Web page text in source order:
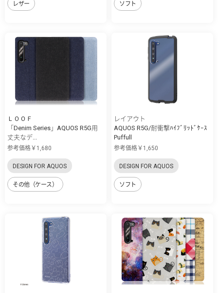
レザー ソフト
ＬＯＯＦ
「Denim Series」AQUOS R5G用
丈夫なデ...
参考価格￥1,680
DESIGN FOR AQUOS
その他（ケース）
レイアウト
AQUOS R5G/耐衝撃ﾊｲﾌﾞﾘｯﾄﾞｹｰｽ
Puffull
参考価格￥1,650
DESIGN FOR AQUOS
ソフト